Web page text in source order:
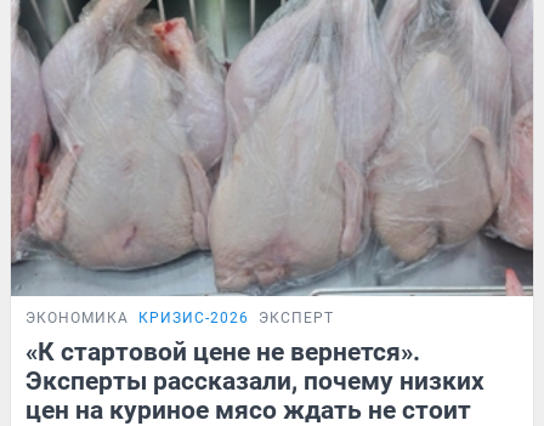
ЭКОНОМИКА КРИЗИС-2026 ЭКСПЕРТ
«К стартовой цене не вернется».
Эксперты рассказали, почему низких
цен на куриное мясо ждать не стоит